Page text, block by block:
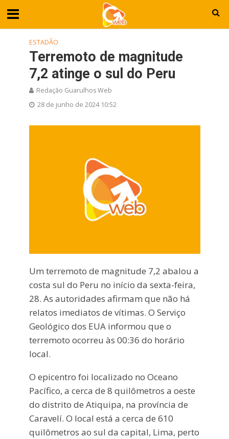
ESTADÃO
Terremoto de magnitude
7,2 atinge o sul do Peru
Redação Guarulhos Web
28 de junho de 2024 10:52
Um terremoto de magnitude 7,2 abalou a
costa sul do Peru no início da sexta-feira,
28. As autoridades afirmam que não há
relatos imediatos de vítimas. O Serviço
Geológico dos EUA informou que o
terremoto ocorreu às 00:36 do horário
local.
O epicentro foi localizado no Oceano
Pacífico, a cerca de 8 quilômetros a oeste
do distrito de Atiquipa, na província de
Caravelí. O local está a cerca de 610
quilômetros ao sul da capital, Lima, perto